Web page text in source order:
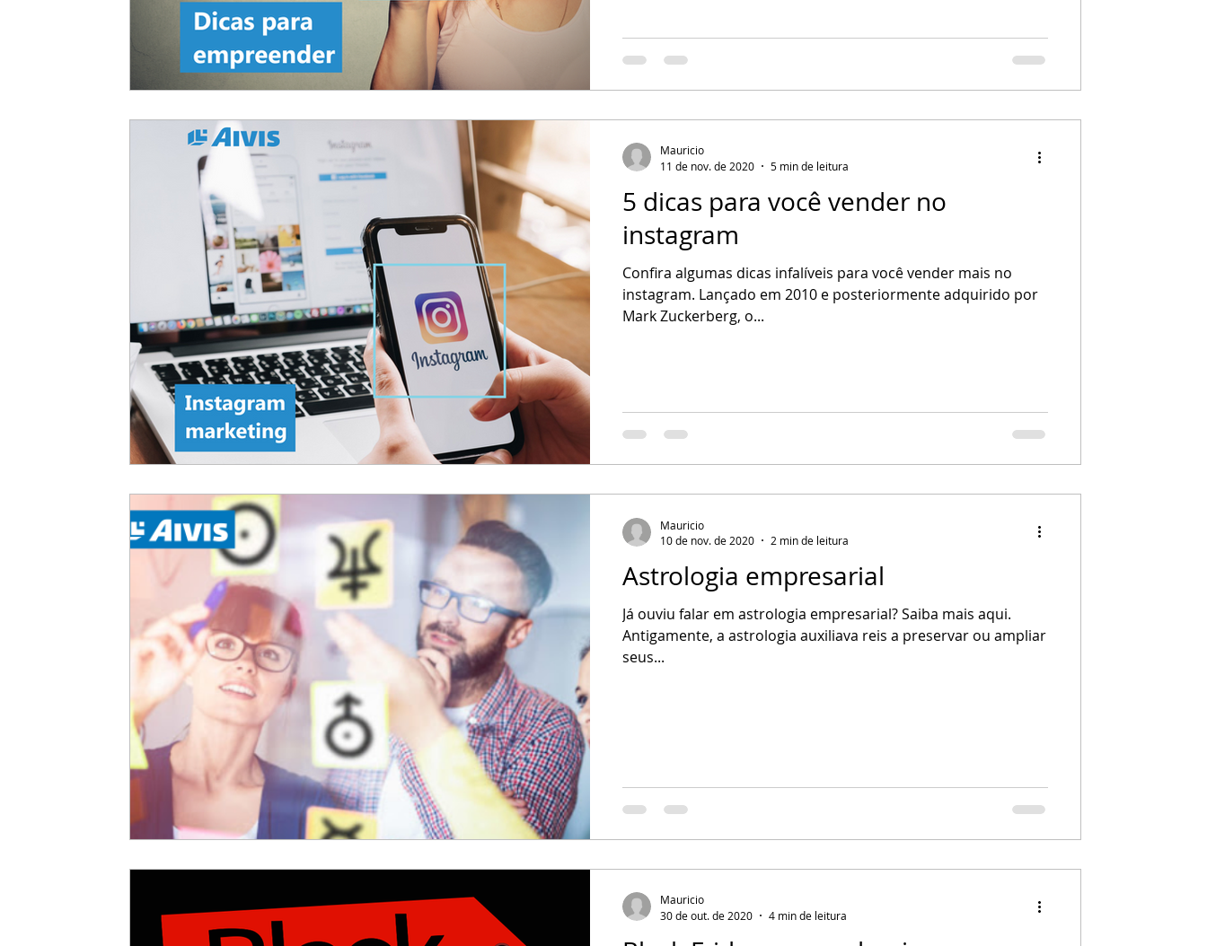
5 dicas para você vender no
instagram
Confira algumas dicas infalíveis para você vender mais no
instagram. Lançado em 2010 e posteriormente adquirido por
Mark Zuckerberg, o...
Mauricio
11 de nov. de 2020
5 min de leitura
Astrologia empresarial
Já ouviu falar em astrologia empresarial? Saiba mais aqui.
Antigamente, a astrologia auxiliava reis a preservar ou ampliar
seus...
Mauricio
10 de nov. de 2020
2 min de leitura
Mauricio
30 de out. de 2020
4 min de leitura